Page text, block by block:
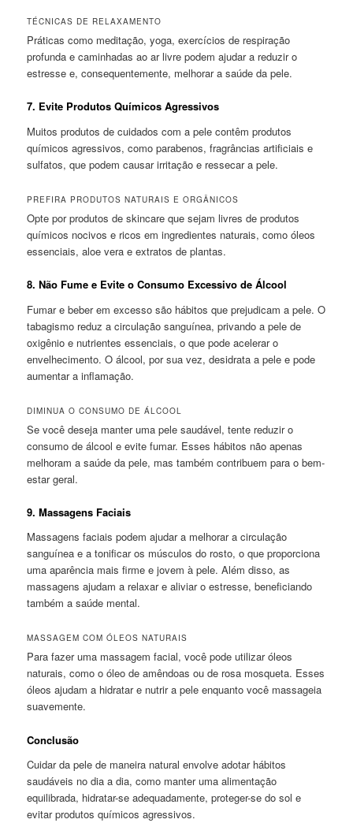
TÉCNICAS DE RELAXAMENTO
Práticas como meditação, yoga, exercícios de respiração
profunda e caminhadas ao ar livre podem ajudar a reduzir o
estresse e, consequentemente, melhorar a saúde da pele.
7. Evite Produtos Químicos Agressivos
Muitos produtos de cuidados com a pele contêm produtos
químicos agressivos, como parabenos, fragrâncias artificiais e
sulfatos, que podem causar irritação e ressecar a pele.
PREFIRA PRODUTOS NATURAIS E ORGÂNICOS
Opte por produtos de skincare que sejam livres de produtos
químicos nocivos e ricos em ingredientes naturais, como óleos
essenciais, aloe vera e extratos de plantas.
8.Não Fume e Evite o Consumo Excessivo de Álcool
Fumar e beber em excesso são hábitos que prejudicam a pele. O
tabagismo reduz a circulação sanguínea, privando a pele de
oxigênio e nutrientes essenciais, o que pode acelerar o
envelhecimento. O álcool, por sua vez, desidrata a pele e pode
aumentar a inflamação.
DIMINUA O CONSUMO DE ÁLCOOL
Se você deseja manter uma pele saudável, tente reduzir o
consumo de álcool e evite fumar. Esses hábitos não apenas
melhoram a saúde da pele, mas também contribuem para o bem-
estar geral.
9.Massagens Faciais
Massagens faciais podem ajudar a melhorar a circulação
sanguínea e a tonificar os músculos do rosto, o que proporciona
uma aparência mais firme e jovem à pele. Além disso, as
massagens ajudam a relaxar e aliviar o estresse, beneficiando
também a saúde mental.
MASSAGEM COM ÓLEOS NATURAIS
Para fazer uma massagem facial, você pode utilizar óleos
naturais, como o óleo de amêndoas ou de rosa mosqueta. Esses
óleos ajudam a hidratar e nutrir a pele enquanto você massageia
suavemente.
Conclusão
Cuidar da pele de maneira natural envolve adotar hábitos
saudáveis no dia a dia, como manter uma alimentação
equilibrada, hidratar-se adequadamente, proteger-se do sol e
evitar produtos químicos agressivos.